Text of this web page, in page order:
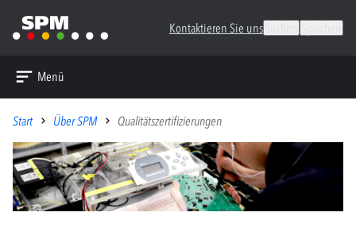
Kontaktieren Sie uns
Menü
Start Über SPM Qualitätszertifizierungen